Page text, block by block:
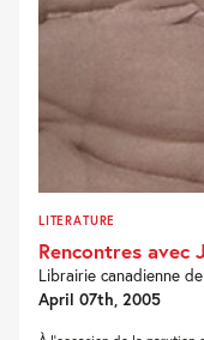
LITERATURE
Rencontres avec
Librairie canadienne
April 07th, 2005